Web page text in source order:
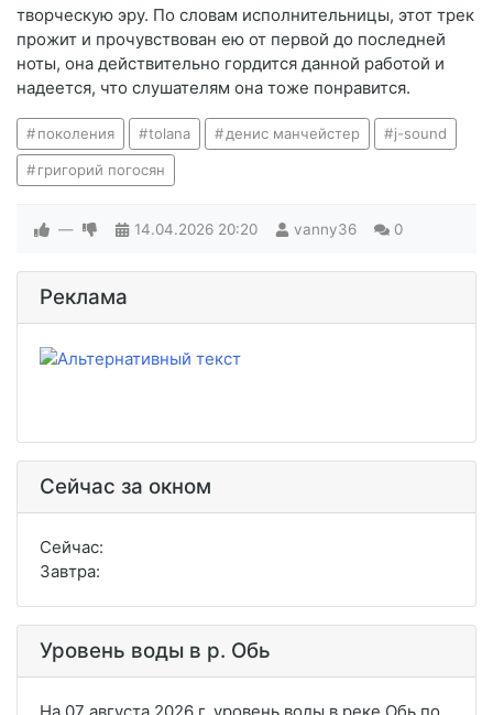
творческую эру. По словам исполнительницы, этот трек
прожит и прочувствован ею от первой до последней
ноты, она действительно гордится данной работой и
надеется, что слушателям она тоже понравится.
поколения tolana денис манчейстер j-sound
григорий погосян
— 14.04.2026 20:20 vanny36 0
Реклама
Сейчас за окном
Сейчас:
Завтра:
Уровень воды в р. Обь